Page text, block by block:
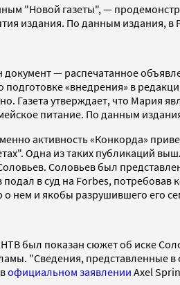
"Новой газеты", —
издания. По данным издания, в
документ — распечатанное
подготовке «внедрения» в
Газета утверждает, что Мария
питание. По данным
активность «Конкорда»
Одна из таких публикаций
Соловьев был
подал в суд на Forbes,
нем и якобы разрушившего его
был показан сюжет об иске
"Сведения, представленные
официальном заявлении Axel